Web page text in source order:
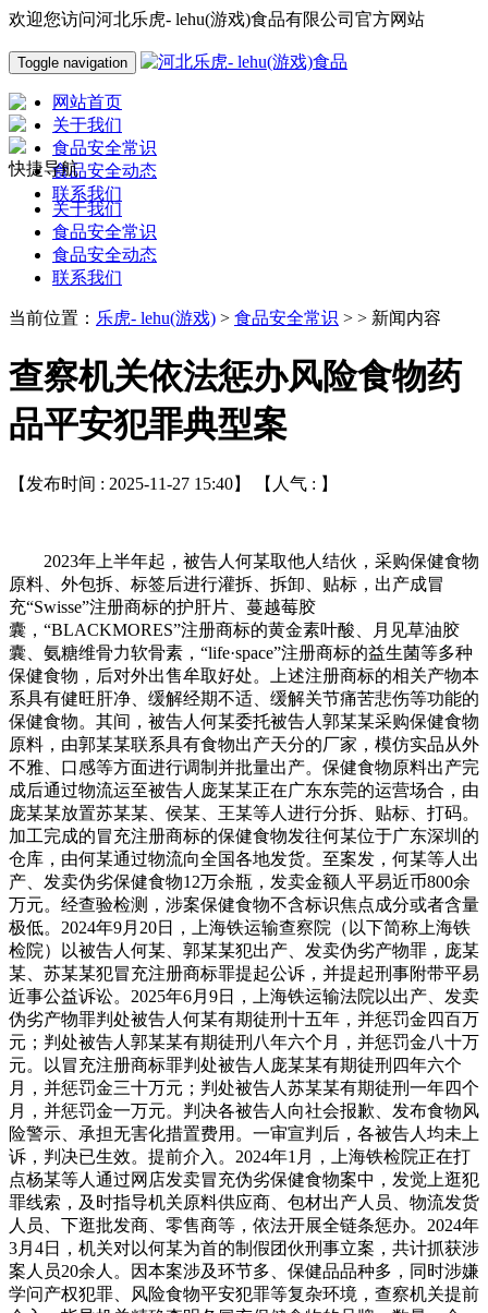
欢迎您访问河北乐虎- lehu(游戏)食品有限公司官方网站
Toggle navigation
网站首页
关于我们
食品安全常识
食品安全动态
联系我们
快捷导航
关于我们
食品安全常识
食品安全动态
联系我们
当前位置： 乐虎- lehu(游戏) > 食品安全常识 > > 新闻内容
查察机关依法惩办风险食物药
品平安犯罪典型案
【发布时间 : 2025-11-27 15:40】 【人气 : 】
2023年上半年起，被告人何某取他人结伙，采购保健食物原料、外包拆、标签后进行灌拆、拆卸、贴标，出产成冒充“Swisse”注册商标的护肝片、蔓越莓胶囊，“BLACKMORES”注册商标的黄金素叶酸、月见草油胶囊、氨糖维骨力软骨素，“life·space”注册商标的益生菌等多种保健食物，后对外出售牟取好处。上述注册商标的相关产物本系具有健旺肝净、缓解经期不适、缓解关节痛苦悲伤等功能的保健食物。其间，被告人何某委托被告人郭某某采购保健食物原料，由郭某某联系具有食物出产天分的厂家，模仿实品从外不雅、口感等方面进行调制并批量出产。保健食物原料出产完成后通过物流运至被告人庞某某正在广东东莞的运营场合，由庞某某放置苏某某、侯某、王某等人进行分拆、贴标、打码。加工完成的冒充注册商标的保健食物发往何某位于广东深圳的仓库，由何某通过物流向全国各地发货。至案发，何某等人出产、发卖伪劣保健食物12万余瓶，发卖金额人平易近币800余万元。经查验检测，涉案保健食物不含标识焦点成分或者含量极低。2024年9月20日，上海铁运输查察院（以下简称上海铁检院）以被告人何某、郭某某犯出产、发卖伪劣产物罪，庞某某、苏某某犯冒充注册商标罪提起公诉，并提起刑事附带平易近事公益诉讼。2025年6月9日，上海铁运输法院以出产、发卖伪劣产物罪判处被告人何某有期徒刑十五年，并惩罚金四百万元；判处被告人郭某某有期徒刑八年六个月，并惩罚金八十万元。以冒充注册商标罪判处被告人庞某某有期徒刑四年六个月，并惩罚金三十万元；判处被告人苏某某有期徒刑一年四个月，并惩罚金一万元。判决各被告人向社会报歉、发布食物风险警示、承担无害化措置费用。一审宣判后，各被告人均未上诉，判决已生效。提前介入。2024年1月，上海铁检院正在打点杨某等人通过网店发卖冒充伪劣保健食物案中，发觉上逛犯罪线索，及时指导机关原料供应商、包材出产人员、物流发货人员、下逛批发商、零售商等，依法开展全链条惩办。2024年3月4日，机关对以何某为首的制假团伙刑事立案，共计抓获涉案人员20余人。因本案涉及环节多、保健品品种多，同时涉嫌学问产权犯罪、风险食物平安犯罪等复杂环境，查察机关提前介入，指导机关精确查明各冒充保健食物的品牌、数量、金额，及时奉告学问产权人相关权利，并对涉案保健品全面开展食物平安检测，查明能否存正在不法添加以及掺假、以不及格产物假充及格产物等环境。审查告状阶段。查察机关次要开展以下工做：一是科学认定伪劣产物，精确合用法令。为依法查明涉案保健质量量，上海铁检院经自行弥补侦查，获取了涉案保健食物的成分、检测标记物、出产配方等环节性问题的响应佐证材料，并由相关检测机构对涉案保健品进行质量检测，查明涉案冒充保健食物均不含焦点成分或焦点成分含量极低，属于伪劣产物。同时，连系各犯罪嫌疑人犯罪居心，对出产泉源各犯罪嫌疑人依法认定形成出产、发卖伪劣产物罪；对仅参取灌拆、贴标环节，不明知涉案保健食物配方成分的犯罪嫌疑人，依法认定形成冒充注册商标罪。二是多渠道核实发卖数量，精确认定犯罪数额，依法厘清法令义务。针对本案聊天记实被清空、发卖账本已灭失、犯罪数额认定难的问题，上海铁检院全面梳理原料供应量、物流记实、发卖记实、发货记实，连系各犯罪嫌疑人的供述，分析认定本案各环节、各参取人员的犯罪金额，并查明一名犯罪嫌疑人涉案金额远超立案逃诉尺度，依法开展逃诉。同时，对各参取人员分层分类处置，正在查明各犯罪嫌疑人涉案金额的根本上，连系各涉案人员正在犯罪链条中所处环节、地位感化，对犯罪情节轻细的王某、侯某2人做出不告状决定，并开展反向跟尾，向行政机关制发查察看法书。三是强化查察分析履职，及时开展公益诉讼。涉案假劣保健食物不含焦点成分，没有响应保健功能，可能不特定消费者权益，损害社会健康。上海铁检院受案后，及时将线索移送本院公益诉讼查察部分，同步开展公益诉讼立案、查询拜访、通知布告，正在本案提起公诉时一并提出刑事附带平易近事公益诉讼。一审法院采纳告状看法，判决被告人向社会报歉、发布风险警示，并承担无害化措置费用。四是深化收集分析管理，督促履行食物平安义务。鉴于涉案伪劣保健食物通过收集平台发卖，上海铁检院正在近年来向电商平台制发查察并健全食物平安协同管理机制的根本上，及时将本案线索移送相关平台，督促其下架涉案伪劣保健食物10余种，关停违法店肆8家。（一）本色判断产物性质，依法认定制售冒充伪劣产操行为。制售冒充伪劣保健食物并通过网店、微商等渠道大量发卖，不只损害学问产权人声誉、市场份额，并且严沉消费者权益。查察机关应连系涉案产物的出产原料、正品配方、检测演讲等分析判断质量，对不含焦点成分或者焦点成分含量极低的冒充保健食物，依法认定为伪劣产物。同时连系各被告人犯罪居心，精确界分制售伪劣商品犯罪和学问产权犯罪，依法合用法令，确保刑相顺应，切实保障人平易近群众身体健康和生命平安，无力学问产权人权益。（二）全链条查处逃责，从泉源遏制制假售假犯罪。对链条长、人员多的制售冒充伪劣商品犯罪案件，涉及焦点原料供应、成品包材制做、冒充伪劣产物灌拆、仓储、发货等出产、发卖环节，具有人员分布广、散见于各行业的特征。针对该类案件，查察机关要协同机关开展全环节惩处，从泉源上铲除犯罪，构成无力。应及时指导机关全面收集原料供应量、出产记实、物流发货及发卖记实等环节，精确认定犯罪金额，实现罚当其罪。对于正在犯罪环节中次要处置辅帮性工做、参取程度较低、犯罪情节较轻的人员依法做出不告状决定的同时，要及时开展反向跟尾，依法督促相关部分做出行政惩罚。（三）查察融合履职，织密织牢食物平安义务网。打点风险食物平安犯罪案件，查察机关要充实阐扬法令监视感化，鞭策成立健全协同高效的监管机制，无效督促收集平台依法履行食物平安义务，守牢食物平安底线。要一案双查，刑事查察部分要协同公益诉讼查察部分，同步查询拜访能否不特定消费者权益、损害社会公益，合适公益诉讼告状前提的，依法开展立案查询拜访，一并提起刑事附带平易近事公益诉讼，消弭公共健康风险，及时修复公益损害。2023年以来，被告人蔡某某等4人经，正在贵州省毕节市威宁县收购、加工、发卖因病濒死、病死及死因不明的牛取利。被告人李某某等10人以低于每斤2元的价钱，从农户处低价收购上述病牛，再转卖至被告人蔡某某正在威宁县的屠宰场，蔡某某雇佣被告人耿某某等4人进行屠宰加工，以低于18元每斤的价钱对外发卖。被告人雷某某等5人采办后，再以35元至40元每斤的价钱对外发卖。同时，蔡某某放置被告人杨某某将总收购价为15。6万元的142头病、死牛运输至贵州省各地，放置被告人陈某某等2人再次加工、发卖。经查证，蔡某某等人共收购、发卖200多头病、死牛，发卖金额共计114万余元，违法所得共计51万余元。经检测，从蔡某某、杨某某等处的牛肉及死牛中，检出金葡萄球菌、牛轮状病毒、牛支原体核酸呈阳性。经贵州省毕节市农业农村局认定，威宁县屠宰加工点查获的死牛和加工成产物的牛均为死因不明。2025年4月6日，贵州省毕节市威宁县人平易近查察院以出产、发卖不合适平安尺度的食物罪对蔡某某等26人提起公诉。同年7月2日，毕节市威宁县做出一审讯决，以出产、发卖不合适平安尺度的食物罪判处蔡某某等26人有期徒刑四年至一个月不等，并惩罚金三十万元至一千元不等。一审讯决后，杨某某等3人对罚没金额不服提出上诉。2025年9月15日，贵州省毕节市中级裁定驳回上诉，维持原判。提前介入。本案系群众因采办的牛肉颜色非常、气息变异，通过12345热线举报而案发。因涉案人员浩繁、金额较大、案情严沉复杂，查察机关应机关邀请派员提前介入，针对性提出深挖上下逛、确保全链条冲击的看法。一是全面查清犯罪数额。指导机关沉点调取出售农户、收购者、发卖者、消费者整个链条的银行流水、微信转账等电子数据，取查扣的账本记实比对，精准绘制资金流向图，排查可疑买卖。二是本色判断能否属于刑法第一百四十的“脚以形成严沉食物中毒变乱或者其他严沉食源性疾病”。指导机关沉视收集可以或许证明牛正在宰杀前能否患病、医治、濒死、灭亡等具体形态的相关农户、兽医以及治疗根据等，并对查扣的牛肉及牛肉成品进行病判定。审查。查察机关沉点开展以下工做：一是依法逃捕漏犯。雷某某等4人系持久运营牛肉的人员，聊天记实显示雷某某要求采办“臭牛肉”，账本记录“臭牛肉”的买卖价钱为每头牛500-2000元、每斤12-18元不等，较着低于市场价，且分析其他可以或许认定雷某某等人采办不合适食物平安尺度的牛肉予以发卖，机关依法逃捕雷某某等4人。二是精准合用强制办法。本案以蔡某某等4报酬从，构成“收购-屠宰-加工-发卖”持久、不变的跨区域犯罪团伙，查察机关分析行为人运营勾当时间、具体行为、不法获利等环境，对蔡某某等20人依法做出核准决定；对情节较轻的陈某某等6人，依法做出不核准决定；对刘某等不克不及证明其客不雅居心的结尾发卖人员、农户，犯罪处置。审查告状。查察机关次要开展以下工做：一是分析判断不合适食物平安尺度的。查察机关全面梳理拾掇，查明蔡某某等人通过发送便宜“收购病、死牛小卡片”的体例，从农户处收购的牛遍及伴有口蹄溃疡、严沉腹泻、关节肿缩等症状，部门病牛经兽医利用青霉素等药物治疗无效接近灭亡，以及牛肉颜色、味道非常等现实。二是精确认定案件性质。对于确有证明系病死及死因不明景象，可能风险人体健康的，认定为“病死、死因不明”；对于未经检疫，但检测出金葡萄球菌等病原菌的，应认定为“经检疫查验不及格”；对于因病濒死，通过“急宰”“赶刀”等其他体例屠宰后售卖的，连系出售农户、兽医的证言、检测演讲、认定看法等，分析判断能否取病死、死因不明等明白入罪条目的风险程度具有相当性，可认定为“其他脚以形成严沉食源性疾病的景象”。三是分析研判客不雅居心。连系行为人的文化程度、认知能力、产质量量、进货或者发卖渠道、聊天记实及较着低于市场价钱等要素予以分析判断，避免客不雅归咎。（一）全链条惩办病死牛“产供销”犯罪，积极延长冲击范畴。金葡萄球菌系国度卫健委制定的《传染的病原微生物目次》所列的病原菌之一，按照《食源性疾病监测演讲工做规范》，葡萄球菌肠毒素中毒属于食源性疾病，可激发急性肠胃炎，损害人体健康。本案中，查察机关积极共同行政从管部分向社会发布搜集肉成品范畴违法犯罪线索，全面延长冲击范畴，目前，通过搜集耳目，同步向纪委监委移送兽医等国度工做人员受贿违纪违法线索。因案情严沉、复杂，公益诉讼损害范畴涉及两个以上行政区划，威宁县人平易近查察院将该案公益诉讼线索移奉上级人平易近查察院。（二）度强化协同发力，无效促品平安行业管理。查察机关严酷落实行政法律取刑事司法跟尾机制，积极协调农业农村、市场监管、等部分同向发力，进一步完美畜禽买卖市场准入前提、畜禽运输、产地检疫、收购等。目前，威宁县正在乡镇均设立检疫点，兽医对运输耕牛现场检疫并出具检疫证明，新增设一个大型牛羊鸡屠宰场。为帮帮农户削减丧失，威宁县财务局等六部分制定《威宁县2024年—2026年政策性农业安全工做实施方案》，对大型牲畜因病灭亡的赐与补帮。（三）全方位建牢食物平安防地，切实消费者权益。查察机关操纵消费者权益日等时间节点，持续开展宣传，线上线下同步发力，无效食物平安。食物从业者要杜绝侥幸心理，依法合规运营，未经查验检疫及格的食物不得出产、运输、发卖。消费者要强化认识，采办肉类食物要到正轨商铺或农贸市场，自动检验查验检疫及格标记，抵制购入无来历、无及格标识、价钱非常偏低的肉成品，配合食物平安的优良次序。2022年2月至7月，被告人袁某某按照汤某某（另案处置）的，由汤某某供给资金，袁某某具体担任，出产具有壮阳结果的“肽”黑莓片压片糖果并通过收集终端现蔽发卖。正在袁某某的组织下，被告人王某等5人以出产、发卖食物添加剂表面供给抗检测壮阳原料（指新型伐地那非衍生物，伐地那非是《保健食物中可能不法添加的物质名单（第一批）》所列物质），被告人王某某、董某担任压片糖果的出产加工，确保产物可以或许通过那非类物质常规检测。被告人郭某某、李某为王某某、董某供给场地、机械设备、手艺支撑，配合出产加工15万粒壮阳压片糖果，寄往被告人廖某的公司仓库。廖某做为表面总经销商，担任产物包拆，并将封拆成品邮寄至汤某某指定的天津某公司，由该公司通过收集会员体例发卖至全国28个省份，共计3000余盒（每盒30粒），其余涉案产物被机关依法。经查，袁某某出产、发卖金额共计24万余元，廖某出产、发卖金额共计24万余元，王某某、郭某某等4人出产、发卖金额15万余元，王某等5人出产、发卖金额为18万余元至8000余元不等。经河南省食物和盐业查验手艺研究院检测，送检黑莓压片糖果中检出取伐地那非母核布局不异的化学物质。经南阳市市场监视办理局认定，涉案产物中检出的化学物质确认为伐地那非衍生物，该物质未被核准为食物添加剂、新食物原料或保健食物原料。按照国度市场监视办理总局办公厅2022年8月发布的《关于冲击食物中不法添加那非拉非类物质及其系列衍生物违法行为的看法》（以下简称《看法》），那非、拉非类物质及其系列衍生物取“有毒、无害的非食物原料”伐地那非、红地那非等焦点药效团分歧，具有划一属性和划一风险。食用添加有那非类物质及其衍生物的食物对人体有毒副感化的风险，影响人体健康以至风险生命。2023年12月至2024年9月，河南省南阳市卧龙区人平易近查察院（以下简称卧龙区院）以出产、发卖有毒、无害食物罪接踵对被告人袁某某、王某某等11名被告人提起公诉。2024年5月至2025年7月，南阳市卧龙区做出一审讯决，以出产、发卖有毒、无害食物罪判处11名被告人有期徒刑五年至六个月不等，并惩罚金二十二万元至十万元不等。上述判决均已生效。立案监视。2023年2月，南阳市卧龙区居平易近李某服用采办的黑莓压片糖果后心慌，照顾产物向南阳市卧龙区报案，机关对涉案产物进行快检，成果呈那非类阳性，但进一步检测却未检出那非类物质，遂做出不予立案决定。卧龙区院食药环办案团队依托侦查监视取协做共同办公室领会到该环境后，连系对功能类食物、检测手艺局限性及食物范畴犯罪手段更新的认知，判断涉案产物可能添加新型那非类衍生物。针对该新型衍生物正在国内未被列入食物不法添加物质名单、缺乏查验方式取检测尺度等焦点问题，卧龙区院牵头组织、市场监管等部分及高校学者，开展专家评估取检测方证。南阳市产质量量查验检测核心采用高效液相色谱-质谱方式、柱层析法，从压片糖果中精准分手并提取出可疑添加物，用核磁共振波谱仪检测测试阐发其成分形成及式布局，于2023年5月29日做出检测阐发演讲，认为该添加物系报酬改变伐地那非布局构成的新型衍生物，属于人工合成的化学物质。消费者正在不知情的环境下不得当或持久服用，可能形成严沉后果。该检测演讲为案件的精确定性供给了根据，2023年6月25日，卧龙区院依法监视机关立案侦查，对案件侦破及鞭策制定相关检测尺度起到了环节性感化。告状。被告人袁某某、王某某、廖某到案后，以客不雅不明知涉案不法添加物的有毒、无害属性为由，拒不。对此，卧龙区院指导机关深切调取三人近4年来的微信聊天记实，全面固定其持久处置食物出产发卖、居心选用新型伐地那非衍生物做为壮阳原料以规避国度监管的客不雅，清晰出三人对不法添加物的违法性和风险性具有明白认知，为认定其客不雅明知供给了支持。取此同时，卧龙区院正在审查案件过程中，针对上逛抗检测原料供应方及出产加工帮帮者等相关人员，依法开展逃捕逃诉工做。此中，对于经逃捕到案的上逛抗检测原料供应方王某等5人，卧龙区院指点机关度汇集，不只调取了该团伙人员亲属名下的车辆登记消息、高速行驶轨迹、宾馆入住记实，还全面核查了快递寄送记实、微信聊天记实等细节消息，通过建立完整的闭环，完全了王某团伙的无罪辩白，促使其认罚。经逃诉到案的董某等3人，正在确凿面前对其犯为供认不讳。至此，该案实现了从原料供应、出产加工到终端发卖的全链条冲击，无力遏制了此类犯罪的延伸势头。取证明犯罪。庭审过程中，人提出，被告人行为时该衍生物未被列入食物不法添加物质名单，且《看法》尚未出台，涉案添加物不克不及据此认定为“有毒、无害的非食物原料”。针对这一概念，公诉人通过充实无力的阐述，明白认定根据：其一，经核查，涉案不法添加物的母核为伐地那非，属于国度明令阃在食物中添加的物质；其二，《看法》是对新型那非类衍生物系有毒、无害非食物原料的现实认定及方式申明，涉案不法添加物取伐地那非焦点药效团分歧，具有划一属性和划一风险；其三，按照两高《关于打点风险食物平安刑事案件合用法令若干问题的注释》相关，连系南阳市产质量量查验检测核心出具的成分检测阐发演讲、南阳市市场监视办理局出具的认定看法，以及被告人锐意利用抗检测原料的行为，脚以认定涉案不法添加物系有毒、无害的非食物原料。经审理，卧龙区采纳了查察机关的现实、情节和量刑。协同管理。卧龙区院正在办案过程中发觉，全国多地呈现不异或雷同新型衍生物因无法检出或品种属性无法认定导致逃避惩罚的环境。为此，卧龙区院取市场监管部分专题协商沟通，同步鞭策将涉案新型那非类衍生物的品种属性及查验检测方式层报至国度市场监视办理总局。经国度市场监视办理总局组织5家省级以上权势巨子检测机构对涉案物质属性及检测方式进一步验证后，于2023年10月9日下发《关于〈食物中双丙酚汀的测定方式〉等3个测定方式可用于食物平安案件查办的通知》，正式将本案中的不法添加物定名为“伐地那非杂质30”，并发布了食物中伐地那非杂质30的测定方式，完全堵住了通过 “布局润色” 逃避检测的缝隙。针对功能类食物众多、操纵收集荫蔽发卖等凸起问题，卧龙区院连系办案，向区市场监视办理局制发查察，督促其先后摆设开展平易近生范畴“铁拳步履”“守护平易近生”等食物平安系列专项法律步履，依法查办多起风险食物平安案件。取此同时，卧龙区院加大普法宣传力度，开展多种形式普法宣传勾当，无效提拔了群众对食物平安的防备认识和法令认知。（一）精确把握本色性风险，出力守护食物平安。查察机关正在打点出产、发卖有毒、无害食物案件时，一直将精确认定不法添加物的风险性做为焦点环节，连系物质的化学特征、毒理反映及现实食用后的健康风险评估，对其能否具有毒性、风险程度及潜正在风险进行本色性审查，协同市场监管部分等加强阐发查验，由相关专业检测机构和市场监管部分别离出具成分阐发演讲、查验演讲和认定看法，严酷区分不法添加物取食物添加剂的边界，精确认定案件现实。（二）高质效履职，积极帮推社会管理。针对涉案物质未列入食物不法添加物质名单环境，查察机关以案件为切入点，深切分解背后躲藏的监管空白、尺度畅后等深条理问题。正在依法监视打点刑事案件的过程中，自动加强取相关本能机能部分沟通协做，积极鞭策新型物质定名，促成国度层面检测尺度的制定取出台，为查办同类案件供给同一遵照和手艺方式。通过制发查察、开展普法宣传等多种体例，持续完政法律取刑事司法跟尾机制，鞭策构成“刑事冲击-行政监管-行业规范”的闭环管理链条，凝结高效联动合力，提拔社会管理全体效能。（三）沉视全链条冲击，切实强化法令监视。正在打点风险食物平安案件时，查察机关不只聚焦于间接实施犯罪的行为人，更要强化审查，出力深挖犯罪收集的每个环节，强化法令监视本能机能。通过指导机关使用大数据核查等精准手段，全面调取涉案人员的步履轨迹、资金领取结算明细、收集聊天记实等环节，层层逃溯犯罪泉源取扩散径。对上下逛涉案人员，依法从严逃捕逃诉，确保不脱漏任何犯罪节点，实正实现对风险食物平安犯罪的全链条冲击，摧毁相关犯罪收集的根底。被告人王某某自2021年起起头正在本村自建的养殖场内处置肉牛养殖。2022年10月至2023年10月，王某某分批次自彰武县、省蛟河市购进90余头肉牛，正在养殖场内喂养。后王某某明知克伦特罗（俗称“瘦肉精”）正在饲猜中添加的环境下，仍将克伦特罗粉末插手饲猜中饲喂肉牛，并对外出售。经中国农业科学院农业质量尺度取检测手艺研究所、国度饲料质量查验检测核心、山东尺度检测手艺无限公司查验，王某某养殖场内的32头肉牛检出克伦特罗成分。此外，被告人王某某还帮帮本村肉牛养殖户张某某、刘某某（另案处置）采办含有“瘦肉精”成分的小料四袋（每袋50公斤）供其利用。经查验，张某某、刘某某二人养殖场内的50头肉牛检出克伦特罗成分。2024年9月，济南市商河县人平易近查察院以出产、发卖有毒、无害食物罪对被告人王某某提起公诉。2024年10月，济南市商河县做出一审讯决，以出产、发卖有毒、无害食物罪判处被告人王某某有期徒刑十年，并惩罚金三十三万元。一审宣判后，被告人王某某提出上诉。济南市中级裁定驳回上诉，提前介入。、济南市两级查察机关专人实地听取报告请示，同步指点办案。商河县人平易近查察院抽调刑事、行政、公益诉讼部分办案成立专案组第一时间提前介入。一是指导机关侦查取证。环绕犯罪形成取尺度，制做《出产、发卖有毒、无害食物犯罪案件审查》，从、书证、电子数据、判定看法、专家证言等方面指导机关依法全面收集，并就检材若何分类封存、称沉、抽样、送检等提出具体看法，确保取证法式规范。对犯罪嫌疑人辩白不明知“瘦肉精”性质风险、存正在他人投喂可能等环境，机关全面调取行政机关普法宣列传实、关于“瘦肉精”风险性的专家证言、养殖现场系封锁场合的现场勘验等，夯据链条。二是全链条冲击犯罪。扩大排查，抓获其他涉案养殖户。因村里农户多为集中养殖，查察机关机关扩大排查范畴、添加抽检轮次。经机关摸排，抓获别的6名正在饲猜中添加“瘦肉精”的养殖户。深挖线索，查获制售泉源。为查获养殖户利用的“瘦肉精”来历，查察机干系系银行流水、出行记实、证人证言等，指导机关深挖犯罪线索，抓获张某某（另案处置）等制售“瘦肉精”人员10人。跨区域措置，铲除犯罪土壤。针对将“瘦肉精”稀释后又发卖给外省的30余名涉案人员，机关将线索移交其栖身地依法措置，无力遏制有毒、无害食物出产泉源。审查告状。一是贯彻宽严相济刑事政策，依法分层精准冲击犯罪。本案养殖、制售环节涉案人员呈现家族化特征，对于持久实施喂养行为、积极联系“瘦肉精”出产渠道等环节人员从处；对涉案金额较小、犯罪情节相对较轻的涉案人员，按照其立场正在量刑时予以从轻处置；对仅处置辅帮性工做、地位感化较小的家庭不予逃查刑事义务，确保宽严有度、罚当其罪。二是加强取行政法律部分沟通协做，鞭策行政机关组织力量对涉案的82头肉牛进行无害化处置，最大程度降低无害食物对人平易近群命健康的风险和风险，并将涉案肉牛环境及时向反馈，无效商河县农产物平安诺言。三是延长查察本能机能，鞭策食用农产物市场分析管理。查察机关以打点本案为切入点，成立“食物平安从业法令监视模子”，充实阐扬大数据赋能感化，锁定类案监视线索，向市场监视办理部分制发查察，改正食物平安范畴应从业而未的违法运营人员6人。鞭策全县开展由30余个单元配合参取的“瘦肉精”全链条专项整治勾当，笼盖养殖、检疫、屠宰、畅通等各个环节，建立“个案打点-类案监视-系理”的立体化监视系统。（一）聚焦平易近生福祉，依法峻厉冲击风险食物平安犯罪。牛肉等食用农产物平安关系人平易近群众的身体健康和生命平安。本案及联系关系案件涉及“瘦肉精”肉牛近150头，“瘦肉精”制售人员将原粉稀释后对外层层分销，发卖区域涉及、等多个省份，具有严沉的社会风险性。查察机关及时指导侦查，精确认定犯罪现实，同时沉视深挖泉源，对上逛制售人员采纳针对性办法予以措置，无效实现全链条冲击，无力犯罪。（二）精确把握宽严相济刑事政策，确保涉农案件打点结果。禽畜养殖财产系农人脱贫致富的主要手段，且运营模式以家庭配合参取为从。查察机关按照案件环境，凸起冲击沉点，依法分层处置，对于犯罪链条中的出资者、组织批示者、次要获利者等环节人员，分析考量其客不雅恶性、社会风险、违法所得等要素予以从处；对于参取时间较短、参取程度较低、犯罪情节轻细的人员按照其表示从宽处置；对于情节显著轻细风险不大的，依法不逃查刑事义务。（三）自动融入分析管理，办事保障食用农产物平安大局。定罪取管理相连系，以个案打点为切入点，深切挖掘食用农产物平安背后的监管缝隙和亏弱环节，督促相关部分依法履职、建章立制，完美食用农产物平安管理系统。加强取农业农村、市场监管、、法院等相关部分的协调共同，通过消息共享、联席会议、结合督办等体例推药范畴双向跟尾，构成管理合力。通过开展庭审旁听、公开宣布、普法进村居等